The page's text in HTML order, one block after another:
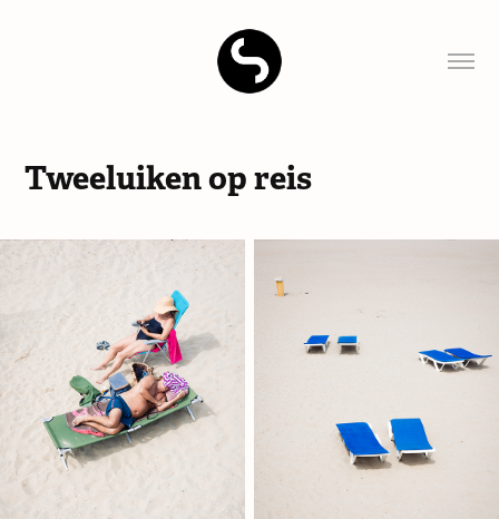
Tweeluiken op reis